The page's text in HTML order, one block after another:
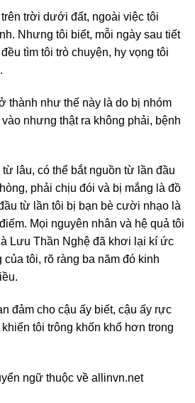
trời dưới đất, ngoài việc tôi
Nhưng tôi biết, mỗi ngày sau tiết
tìm tôi trò chuyện, hy vọng tôi
thành như thế này là do bị nhóm
nhưng thật ra không phải, bệnh
lâu, có thể bắt nguồn từ lần đầu
phải chịu đói và bị mắng là đồ
từ lần tôi bị bạn bè cười nhạo là
Mọi nguyên nhân và hệ quả tôi
Lưu Thần Nghệ đã khơi lại kí ức
của tôi, rõ ràng ba năm đó kinh
đảm cho cậu ấy biết, cậu ấy rực
tôi trông khốn khổ hơn trong
ngữ thuộc về allinvn.net